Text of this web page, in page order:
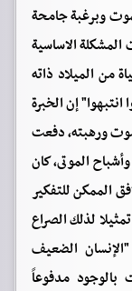
وبرغبة جامحة
المشكلة الاساسية
من الميلاد ذاته
انتبهوا" إن الخبرة
ورهبته، دفعت
الموتى، كان
الممكن للتفكير
لذلك الصراع
"الإنسان الضعيف
بالوجود مدفوعاً